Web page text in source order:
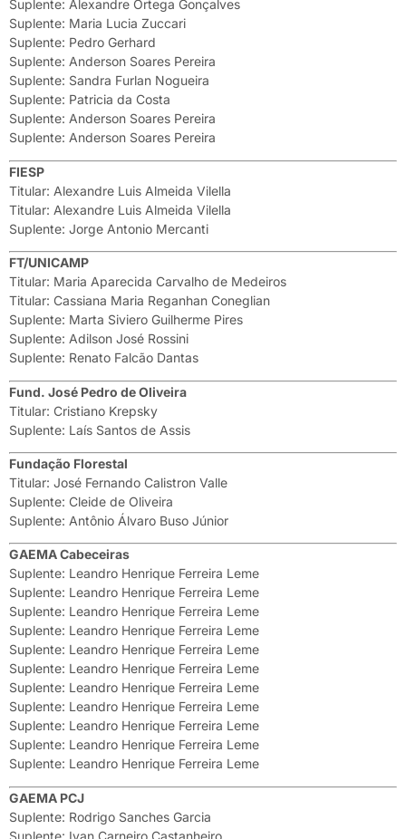
Suplente: Alexandre Ortega Gonçalves
Suplente: Maria Lucia Zuccari
Suplente: Pedro Gerhard
Suplente: Anderson Soares Pereira
Suplente: Sandra Furlan Nogueira
Suplente: Patricia da Costa
Suplente: Anderson Soares Pereira
Suplente: Anderson Soares Pereira
FIESP
Titular: Alexandre Luis Almeida Vilella
Titular: Alexandre Luis Almeida Vilella
Suplente: Jorge Antonio Mercanti
FT/UNICAMP
Titular: Maria Aparecida Carvalho de Medeiros
Titular: Cassiana Maria Reganhan Coneglian
Suplente: Marta Siviero Guilherme Pires
Suplente: Adilson José Rossini
Suplente: Renato Falcão Dantas
Fund. José Pedro de Oliveira
Titular: Cristiano Krepsky
Suplente: Laís Santos de Assis
Fundação Florestal
Titular: José Fernando Calistron Valle
Suplente: Cleide de Oliveira
Suplente: Antônio Álvaro Buso Júnior
GAEMA Cabeceiras
Suplente: Leandro Henrique Ferreira Leme
Suplente: Leandro Henrique Ferreira Leme
Suplente: Leandro Henrique Ferreira Leme
Suplente: Leandro Henrique Ferreira Leme
Suplente: Leandro Henrique Ferreira Leme
Suplente: Leandro Henrique Ferreira Leme
Suplente: Leandro Henrique Ferreira Leme
Suplente: Leandro Henrique Ferreira Leme
Suplente: Leandro Henrique Ferreira Leme
Suplente: Leandro Henrique Ferreira Leme
Suplente: Leandro Henrique Ferreira Leme
GAEMA PCJ
Suplente: Rodrigo Sanches Garcia
Suplente: Ivan Carneiro Castanheiro